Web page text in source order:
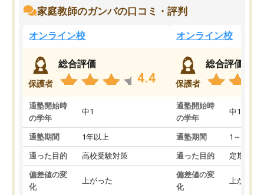
家庭教師のガンバの口コミ・評判
オンライン校
保護者
総合評価
4.4
通塾開始時
の学年
中1
通塾期間 1年以上
通った目的 高校受験対策
偏差値の変
化
上がった
オンライン校
保護者
総合評価
通塾開始時
の学年
中1
通塾期間 1～3ヵ月
通った目的 定期テス
偏差値の変
化
上がった